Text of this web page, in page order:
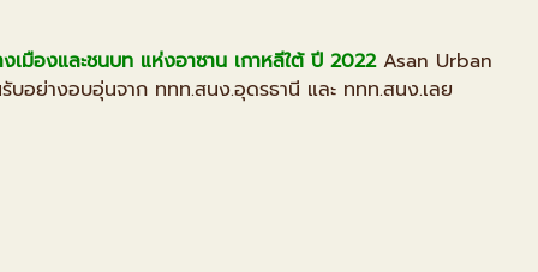
เมืองและชนบท แห่งอาซาน เกาหลีใต้ ปี 2022Asan Urban
ย่างอบอุ่นจาก ททท.สนง.อุดรธานี และ ททท.สนง.เลย